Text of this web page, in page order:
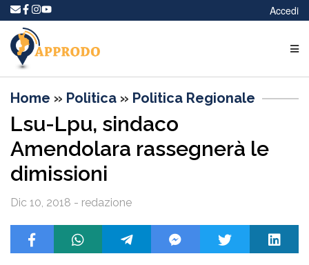
Accedi
Home » Politica » Politica Regionale
Lsu-Lpu, sindaco
Amendolara rassegnerà le
dimissioni
Dic 10, 2018 - redazione